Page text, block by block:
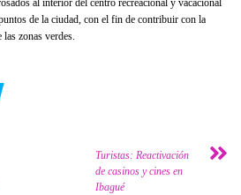
al interior del centro recreacional y vacacional
de la ciudad, con el fin de contribuir con la
zonas verdes.
Turistas: Reactivación
de casinos y cines en
Ibagué